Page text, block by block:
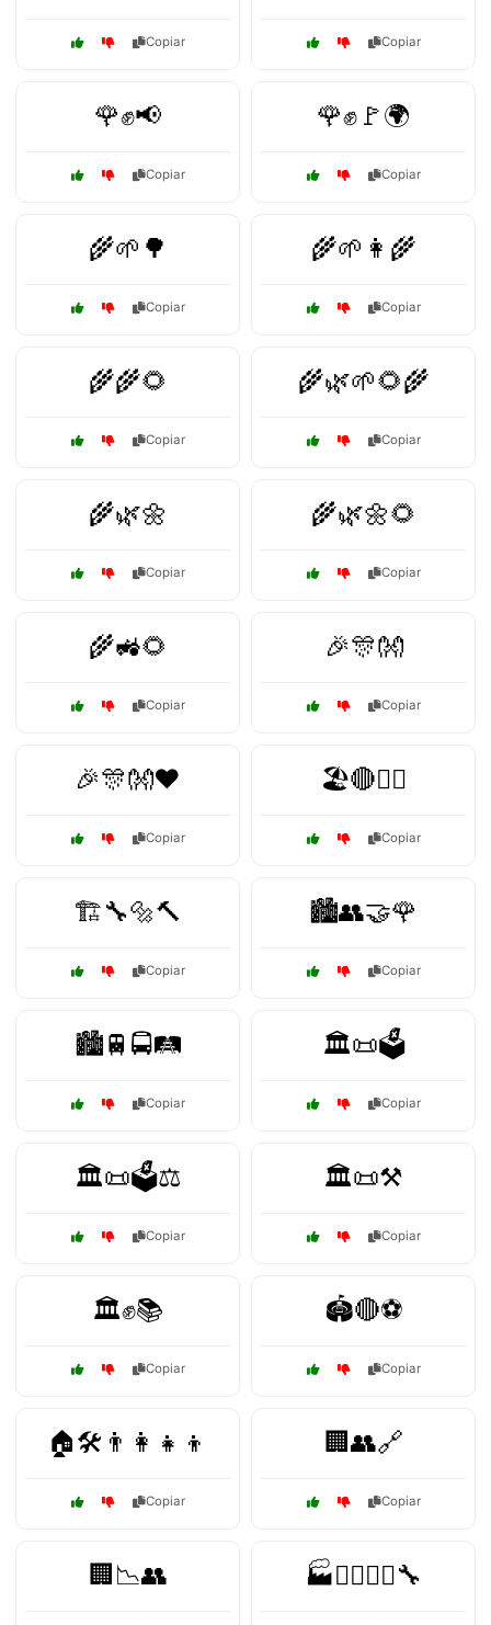
Copiar Copiar
🌹✊📢
Copiar
🌹✊🚩🌍
Copiar
🌾🌱🌳
Copiar
🌾🌱👩‍🌾
Copiar
🌾🌾🌻
Copiar
🌾🌿🌱🌻🌾
Copiar
🌾🌿🌼
Copiar
🌾🌿🌼🌻
Copiar
🌾🚜🌻
Copiar
🎉🎊👐
Copiar
🎉🎊👐❤️
Copiar
🏖️🔴🏄‍♂️
Copiar
🏗️🔧🔩🔨
Copiar
🏙️👥🤝🌹
Copiar
🏙️🚆🚍🛤️
Copiar
🏛️📜🗳️
Copiar
🏛️📜🗳️⚖️
Copiar
🏛️📜⚒️
Copiar
🏛️✊📚
Copiar
🏟️🔴⚽
Copiar
🏠🛠️👨‍👩‍👧‍👦
Copiar
🏢👥🔗
Copiar
🏢📉👥 🏭👷‍♂️👷‍♀️🔧